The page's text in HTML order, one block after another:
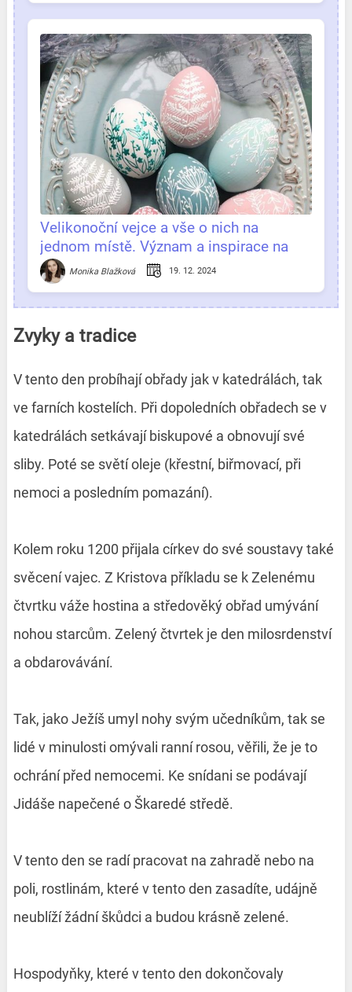
Velikonoční vejce a vše o nich na
jednom místě. Význam a inspirace na
zdobeníMonika Blažková 19. 12. 2024
Zvyky a tradice
V tento den probíhají obřady jak v katedrálách, tak
ve farních kostelích. Při dopoledních obřadech se v
katedrálách setkávají biskupové a obnovují své
sliby. Poté se světí oleje (křestní, biřmovací, při
nemoci a posledním pomazání).
Kolem roku 1200 přijala církev do své soustavy také
svěcení vajec. Z Kristova příkladu se k Zelenému
čtvrtku váže hostina a středověký obřad umývání
nohou starcům. Zelený čtvrtek je den milosrdenství
a obdarovávání.
Tak, jako Ježíš umyl nohy svým učedníkům, tak se
lidé v minulosti omývali ranní rosou, věřili, že je to
ochrání před nemocemi. Ke snídani se podávají
Jidáše napečené o Škaredé středě.
V tento den se radí pracovat na zahradě nebo na
poli, rostlinám, které v tento den zasadíte, udájně
neublíží žádní škůdci a budou krásně zelené.
Hospodyňky, které v tento den dokončovaly